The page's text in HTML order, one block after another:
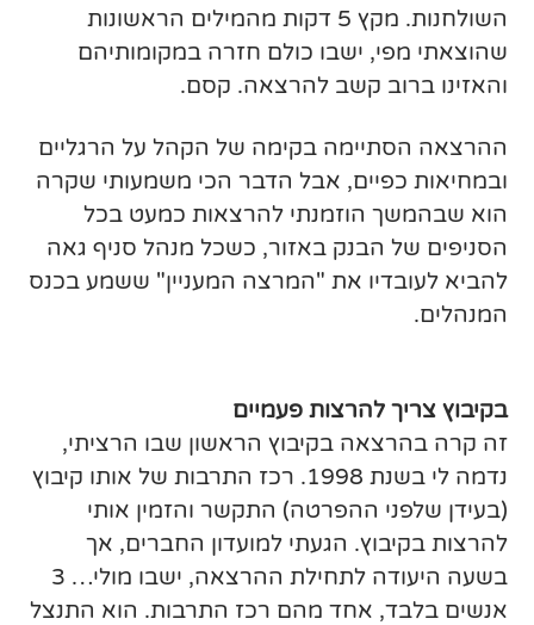
השולחנות. מקץ 5 דקות מהמילים הראשונות
שהוצאתי מפי, ישבו כולם חזרה במקומותיהם
והאזינו ברוב קשב להרצאה. קסם.
ההרצאה הסתיימה בקימה של הקהל על הרגליים
ובמחיאות כפיים, אבל הדבר הכי משמעותי שקרה
הוא שבהמשך הוזמנתי להרצאות כמעט בכל
הסניפים של הבנק באזור, כשכל מנהל סניף גאה
להביא לעובדיו את "המרצה המעניין" ששמע בכנס
המנהלים.
בקיבוץ צריך להרצות פעמיים
זה קרה בהרצאה בקיבוץ הראשון שבו הרציתי,
נדמה לי בשנת 1998. רכז התרבות של אותו קיבוץ
(בעידן שלפני ההפרטה) התקשר והזמין אותי
להרצות בקיבוץ. הגעתי למועדון החברים, אך
בשעה היעודה לתחילת ההרצאה, ישבו מולי… 3
אנשים בלבד, אחד מהם רכז התרבות. הוא התנצל